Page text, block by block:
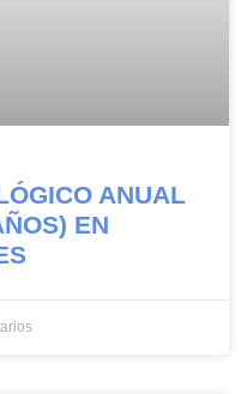
ANUAL
EN